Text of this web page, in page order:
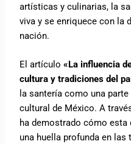
artísticas y culinarias, la
viva y se enriquece con la
nación.
El artículo«La influencia
cultura y tradiciones del
la santería como una
cultural de México. A
ha demostrado cómo
una huella profunda en